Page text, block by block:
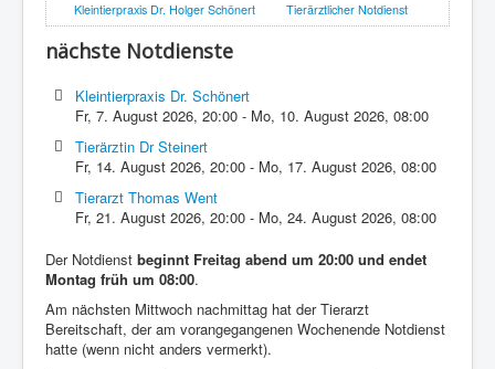
Kleintierpraxis Dr. Holger Schönert
Tierärztlicher Notdienst
nächste Notdienste
Kleintierpraxis Dr. Schönert
Fr, 7. August 2026,20:00 - Mo, 10. August 2026,08:00
Tierärztin Dr Steinert
Fr, 14. August 2026,20:00 - Mo, 17. August 2026,08:00
Tierarzt Thomas Went
Fr, 21. August 2026,20:00 - Mo, 24. August 2026,08:00
Der Notdienst beginnt Freitag abend um 20:00 und endet
Montag früh um 08:00.
Am nächsten Mittwoch nachmittag hat der Tierarzt
Bereitschaft, der am vorangegangenen Wochenende Notdienst
hatte (wenn nicht anders vermerkt).